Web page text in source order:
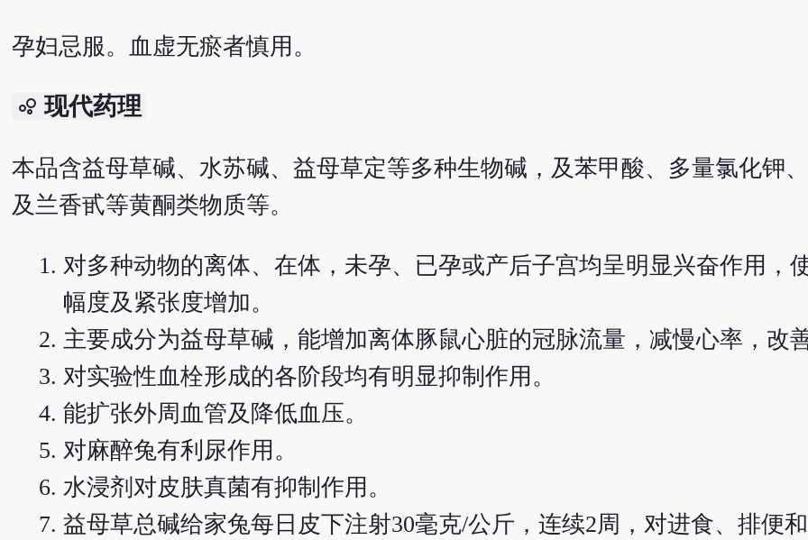
孕妇忌服。血虚无瘀者慎用。
bubble_chart 现代药理
本品含益母草碱、水苏碱、益母草定等多种生物碱，及苯甲酸、多量氯化钾
及兰香甙等黄酮类物质等。
对多种动物的离体、在体，未孕、已孕或产后子宫均呈明显兴奋作用，
幅度及紧张度增加。
主要成分为益母草碱，能增加离体豚鼠心脏的冠脉流量，减慢心率，改
对实验性血栓形成的各阶段均有明显抑制作用。
能扩张外周血管及降低血压。
对麻醉兔有利尿作用。
水浸剂对皮肤真菌有抑制作用。
益母草总碱给家兔每日皮下注射30毫克/公斤，连续2周，对进食、排便